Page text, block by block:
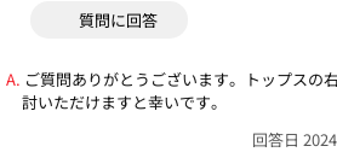
ご質問ありがとうございます。トップスの
討いただけますと幸いです。
回答日
質問に回答